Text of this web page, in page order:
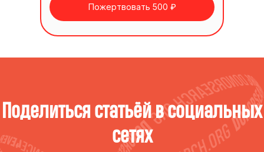
Пожертвовать 500 ₽
Поделиться статьёй в социальных
сетях